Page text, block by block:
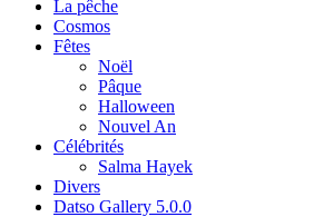
La pêche
Cosmos
Fêtes
Noël
Pâque
Halloween
Nouvel An
Célébrités
Salma Hayek
Divers
Datso Gallery 5.0.0